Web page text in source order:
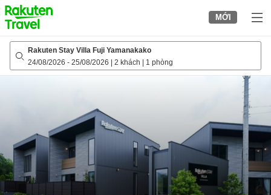
to
top
page
MỚI
Rakuten Stay Villa Fuji Yamanakako
24/08/2026 - 25/08/2026 2 khách 1 phòng